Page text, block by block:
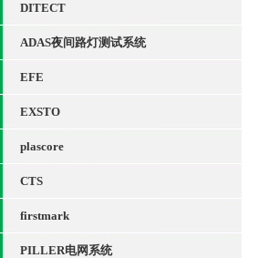
DITECT
ADAS夜间路灯测试系统
EFE
EXSTO
plascore
CTS
firstmark
PILLER电网系统